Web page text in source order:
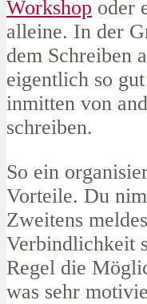
Workshop oder
alleine. In der
dem Schreiben
eigentlich so
inmitten von
schreiben.
So ein
Vorteile. Du
Zweitens
Verbindlichkeit
Regel die
was sehr